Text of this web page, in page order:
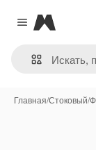
Close menu
Magnific
Главная/Стоковый/